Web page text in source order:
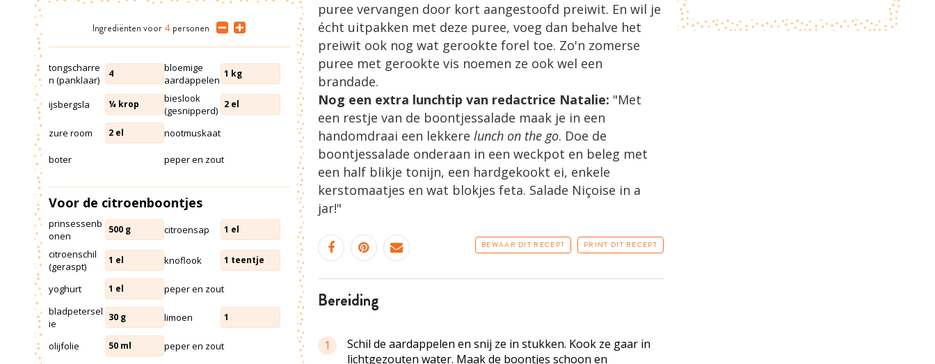
puree vervangen door kort aangestoofd preiwit. En wil je
écht uitpakken met deze puree, voeg dan behalve het
preiwit ook nog wat gerookte forel toe. Zo'n zomerse
puree met gerookte vis noemen ze ook wel een
brandade.
Nog een extra lunchtip van redactrice Natalie: "Met
een restje van de boontjessalade maak je in een
handomdraai een lekkere lunch on the go. Doe de
boontjessalade onderaan in een weckpot en beleg met
een half blikje tonijn, een hardgekookt ei, enkele
kerstomaatjes en wat blokjes feta. Salade Niçoise in a
jar!"
BEWAAR DIT RECEPT PRINT DIT RECEPT
bereiding
1
Schil de aardappelen en snij ze in stukken. Kook ze gaar in
lichtgezouten water. Maak de boontjes schoon en
Ingrediënten voor 4 personen
tongscharre
n (panklaar)
4
bloemige
aardappelen 1 kg
ijsbergsla ¼ krop
bieslook
(gesnipperd) 2 el
zure room 2 el nootmuskaat
boter peper en zout
Voor de citroenboontjes
prinsessenb
onen
500 g citroensap 1 el
citroenschil
(geraspt)
1 el knoflook 1 teentje
yoghurt 1 el
peper en zout
bladpetersel
ie
30 g limoen 1
olijfolie 50 ml peper en zout